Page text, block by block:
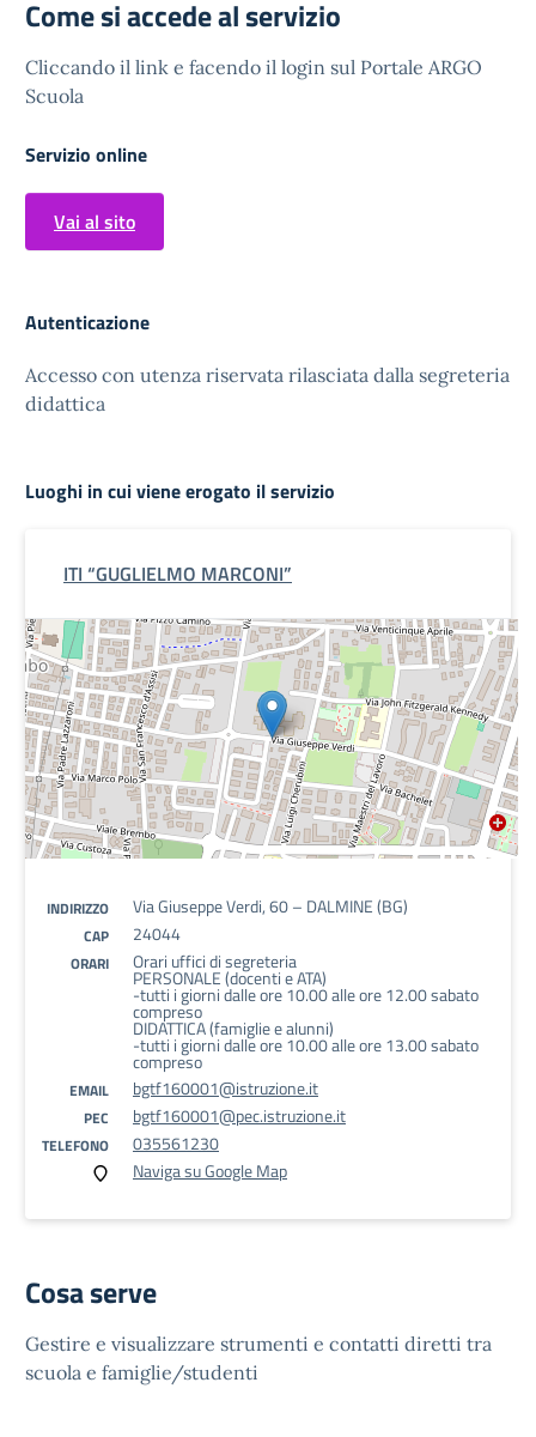
Come si accede al servizio
Cliccando il link e facendo il login sul Portale ARGO
Scuola
Servizio online
Vai al sito
Autenticazione
Accesso con utenza riservata rilasciata dalla segreteria
didattica
Luoghi in cui viene erogato il servizio
ITI “GUGLIELMO MARCONI”
INDIRIZZO Via Giuseppe Verdi, 60 – DALMINE (BG)
CAP 24044
ORARI Orari uffici di segreteria
PERSONALE (docenti e ATA)
-tutti i giorni dalle ore 10.00 alle ore 12.00 sabato
compreso
DIDATTICA (famiglie e alunni)
-tutti i giorni dalle ore 10.00 alle ore 13.00 sabato
compreso
EMAIL bgtf160001@istruzione.it
PEC bgtf160001@pec.istruzione.it
TELEFONO
035561230
Naviga su Google Map
Cosa serve
Gestire e visualizzare strumenti e contatti diretti tra
scuola e famiglie/studenti